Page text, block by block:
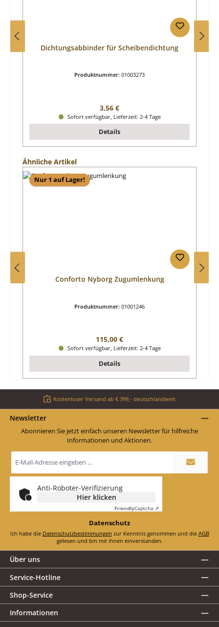
Dichtungsabbinder für Scheibendichtung
Produktnummer: 01003273
Regulärer Preis:
3,56 €
Sofort verfügbar, Lieferzeit: 2-4 Tage
Details
Produktgalerie überspringen
Ähnliche Artikel
Nur 1 auf Lager!
Conforto Nyborg Zugumlenkung
Produktnummer: 01001246
Regulärer Preis:
115,00 €
Sofort verfügbar, Lieferzeit: 2-4 Tage
Details
Kostenloser Versand ab € 399,- deutschlandweit
Newsletter
Abonnieren Sie jetzt einfach unseren Newsletter für hilfreiche
Informationen und Aktionen.
Mail-
*
Anti-Roboter-Verifizierung
Hier klicken
FriendlyCaptcha ⇗
Datenschutz
Ich habe die Datenschutzbestimmungen zur Kenntnis genommen und die AGB
gelesen und bin mit ihnen einverstanden.
Über uns
Service-Hotline
Shop-Service
Informationen